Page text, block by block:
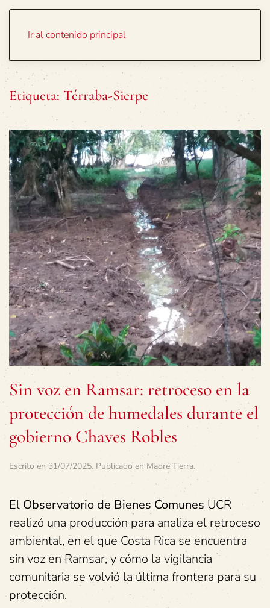
Ir al contenido principal
Etiqueta: Térraba-Sierpe
Sin voz en Ramsar: retroceso en la
protección de humedales durante el
gobierno Chaves Robles
Escrito en 31/07/2025. Publicado en Madre Tierra.
El Observatorio de Bienes Comunes UCR
realizó una producción para analiza el retroceso
ambiental, en el que Costa Rica se encuentra
sin voz en Ramsar, y cómo la vigilancia
comunitaria se volvió la última frontera para su
protección.